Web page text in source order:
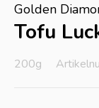
Golden
Tofu
200g